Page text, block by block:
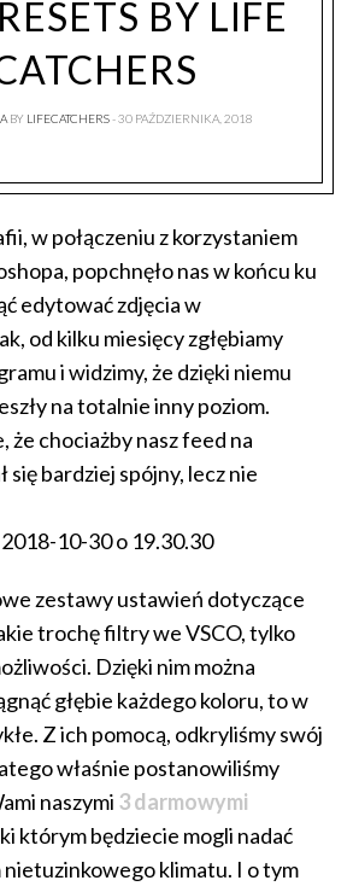
BY LIFE
BY LIFECATCHERS 30 PAŹDZIERNIKA, 2018
w połączeniu z korzystaniem
popchnęło nas w końcu ku
edytować zdjęcia w
od kilku miesięcy zgłębiamy
i widzimy, że dzięki niemu
na totalnie inny poziom.
że chociażby nasz feed na
się bardziej spójny, lecz nie
zestawy ustawień dotyczące
trochę filtry we VSCO, tylko
Dzięki nim można
głębie każdego koloru, to w
Z ich pomocą, odkryliśmy swój
właśnie postanowiliśmy
naszymi 3 darmowymi
którym będziecie mogli nadać
nietuzinkowego klimatu. I o tym